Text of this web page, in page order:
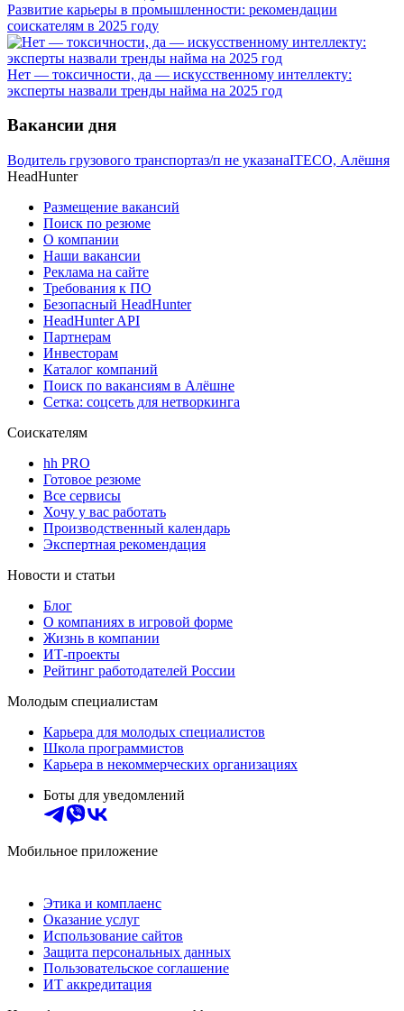
Развитие карьеры в промышленности: рекомендации
соискателям в 2025 году
Нет — токсичности, да — искусственному интеллекту:
эксперты назвали тренды найма на 2025 год
Вакансии дня
Водитель грузового транспортаз/п не указанаITECO, Алёшня
HeadHunter
Размещение вакансий
Поиск по резюме
О компании
Наши вакансии
Реклама на сайте
Требования к ПО
Безопасный HeadHunter
HeadHunter API
Партнерам
Инвесторам
Каталог компаний
Поиск по вакансиям в Алёшне
Сетка: соцсеть для нетворкинга
Соискателям
hh PRO
Готовое резюме
Все сервисы
Хочу у вас работать
Производственный календарь
Экспертная рекомендация
Новости и статьи
Блог
О компаниях в игровой форме
Жизнь в компании
ИТ-проекты
Рейтинг работодателей России
Молодым специалистам
Карьера для молодых специалистов
Школа программистов
Карьера в некоммерческих организациях
Боты для уведомлений
Мобильное приложение
Этика и комплаенс
Оказание услуг
Использование сайтов
Защита персональных данных
Пользовательское соглашение
ИТ аккредитация